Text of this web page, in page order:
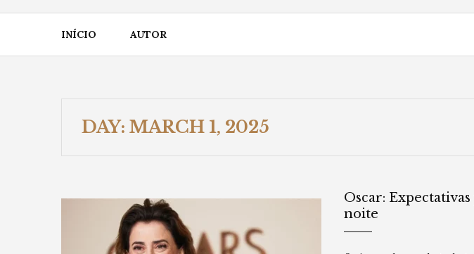
INÍCIO AUTOR
DAY: MARCH 1, 2025
Oscar:
noite